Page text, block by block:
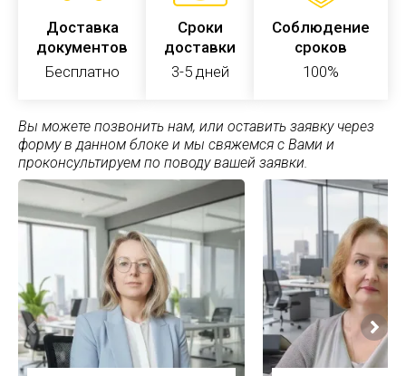
Доставка
документов
Бесплатно
Сроки
доставки
3-5 дней
Соблюдение
сроков
100%
Вы можете позвонить нам, или оставить заявку через
форму в данном блоке и мы свяжемся с Вами и
проконсультируем по поводу вашей заявки.